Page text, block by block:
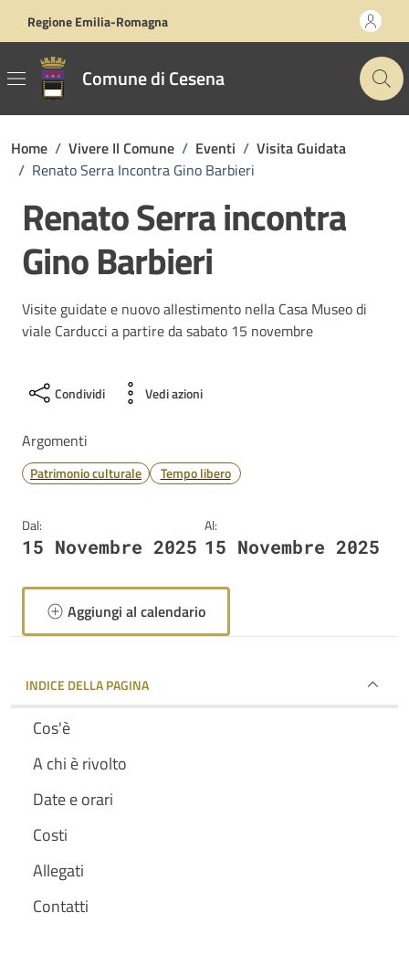
Regione Emilia-Romagna
Comune di Cesena
Home / Vivere Il Comune / Eventi / Visita Guidata
/ Renato Serra Incontra Gino Barbieri
Renato Serra incontra
Gino Barbieri
Visite guidate e nuovo allestimento nella Casa Museo di
viale Carducci a partire da sabato 15 novembre
Condividi Vedi azioni
Argomenti
Patrimonio culturale Tempo libero
Dal:
15 Novembre 2025
Al:
15 Novembre 2025
Aggiungi al calendario
INDICE DELLA PAGINA
Cos'è
A chi è rivolto
Date e orari
Costi
Allegati
Contatti